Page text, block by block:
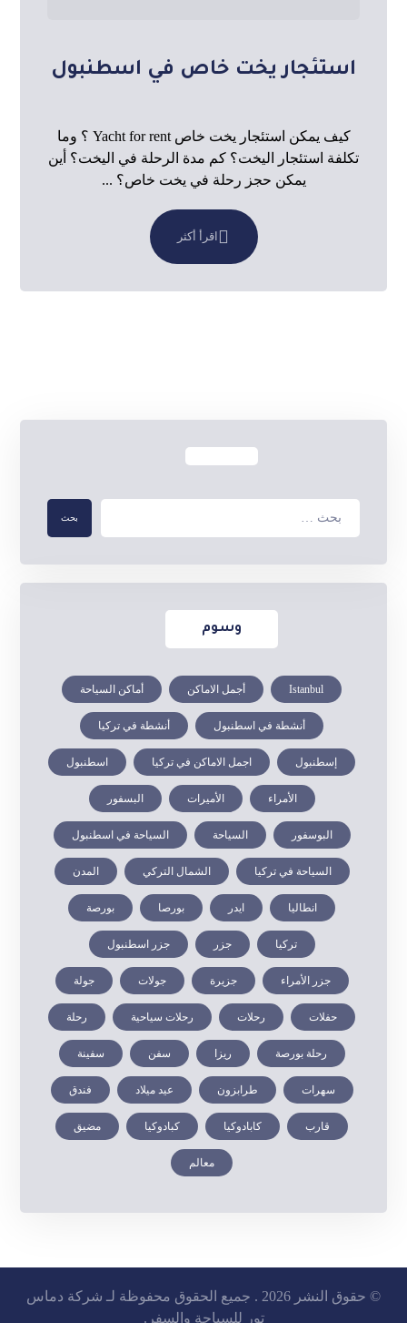
استئجار يخت خاص في اسطنبول
كيف يمكن استئجار يخت خاص Yacht for rent ؟ وما
تكلفة استئجار اليخت؟ كم مدة الرحلة في اليخت؟ أين
يمكن حجز رحلة في يخت خاص؟ ...
اقرأ أكثر
وسوم
Istanbul أجمل الاماكن أماكن السياحة
أنشطة في اسطنبول أنشطة في تركيا
إسطنبول اجمل الاماكن في تركيا اسطنبول
الأمراء الأميرات البسفور
البوسفور السياحة السياحة في اسطنبول
السياحة في تركيا الشمال التركي المدن
انطاليا ايدر بورصا بورصة
تركيا جزر جزر اسطنبول
جزر الأمراء جزيرة جولات جولة
حفلات رحلات رحلات سياحية رحلة
رحلة بورصة ريزا سفن سفينة
سهرات طرابزون عيد ميلاد فندق
قارب كابادوكيا كبادوكيا مضيق
معالم
© حقوق النشر 2026 . جميع الحقوق محفوظة لـ شركة دماس
تور للسياحة والسفر.